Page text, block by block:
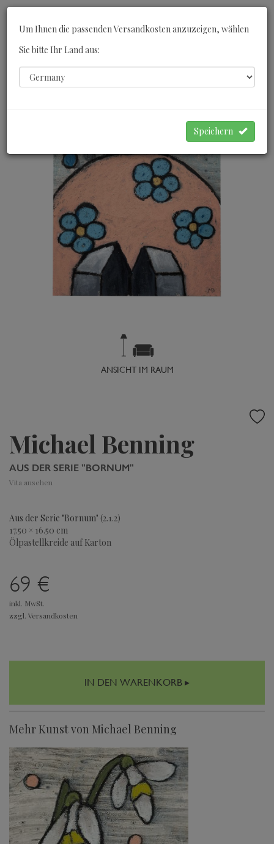
ANSICHT IM RAUM
Michael Benning
AUS DER SERIE "BORNUM"
Vita ansehen
Aus der Serie "Bornum" (2.1.2)
17.50 × 16.50 cm
Ölpastellkreide auf Karton
69 €
inkl. MwSt.
zzgl. Versandkosten
IN DEN WARENKORB ▸
Mehr Kunst von Michael Benning
Um Ihnen die passenden Versandkosten anzuzeigen, wählen
Sie bitte Ihr Land aus:
Speichern